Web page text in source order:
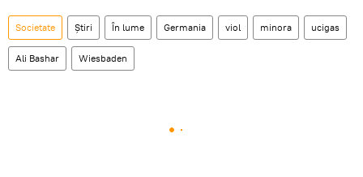
Societate Știri În lume Germania viol minora ucigas
Ali Bashar Wiesbaden